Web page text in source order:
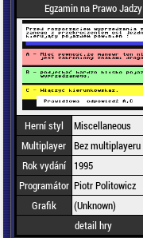
Egzamin na Prawo Jadzy
Herní styl
Miscellaneous
Multiplayer Bez multiplayeru
Rok vydání
1995
Programátor Piotr Politowicz
Grafik
(Unknown)
detail hry